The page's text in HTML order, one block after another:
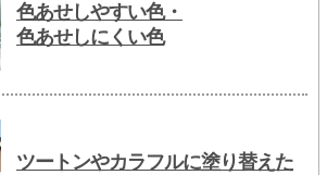
色あせしやすい色・
色あせしにくい色
ツートンやカラフルに塗り替えた